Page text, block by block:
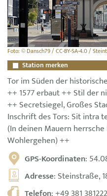
Foto: © Dansch79 / CC-BY-SA-4.0 /
Station merken
Tor im Süden der
++ 1577 erbaut ++ Stil der
++ Secretsiegel, Großes
Inschrift des Tors: Sit intra
(In deinen Mauern
Wohlergehen) ++
GPS-Koordinaten:
Adresse: Steinstraße,